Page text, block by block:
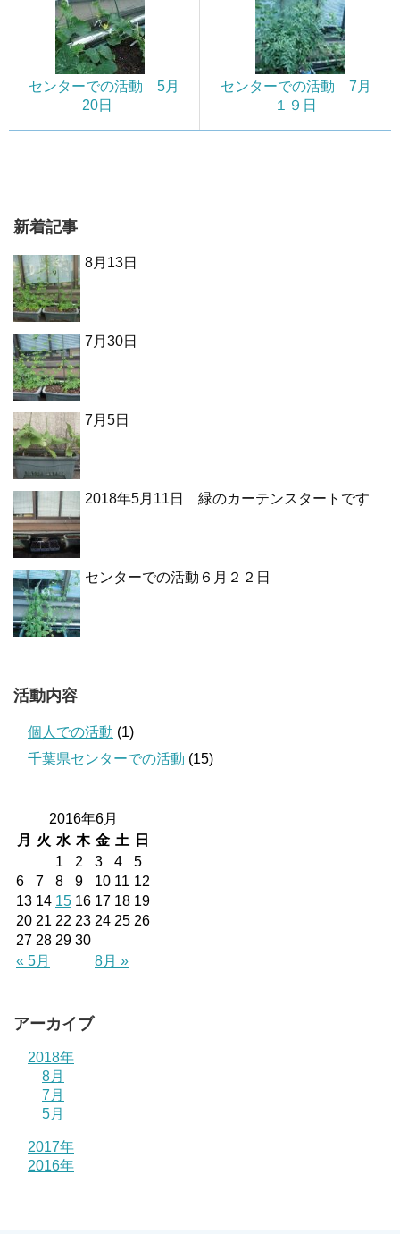
センターでの活動 5月
20日
センターでの活動 7月
１９日
新着記事
8月13日
7月30日
7月5日
2018年5月11日 緑のカーテンスタートです
センターでの活動６月２２日
活動内容
個人での活動 (1)
千葉県センターでの活動 (15)
2016年6月
月
火 水 木 金 土 日
« 5月 8月 »
1 2 3 4
5
6
7 8 9 10 11 12
13 14 15 16 17 18 19
20 21 22 23 24 25 26
27 28 29 30
アーカイブ
2018年
8月
7月
5月
2017年
2016年